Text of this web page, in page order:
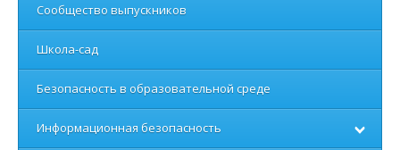
Сообщество выпускников
Школа-сад
Безопасность в образовательной среде
Информационная безопасность